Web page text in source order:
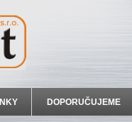
DOPORUČUJEME